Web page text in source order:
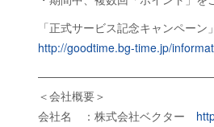
「正式サービス記念キャンペー
http://goodtime.bg-time.jp/
＜会社概要＞
会社名 ：株式会社ベクター